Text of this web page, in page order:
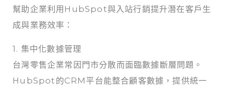
幫助企業利用HubSpot與入站行銷提升潛在客戶生
成與業務效率：
1. 集中化數據管理
台灣零售企業常因門市分散而面臨數據斷層問題。
HubSpot的CRM平台能整合顧客數據，提供統一